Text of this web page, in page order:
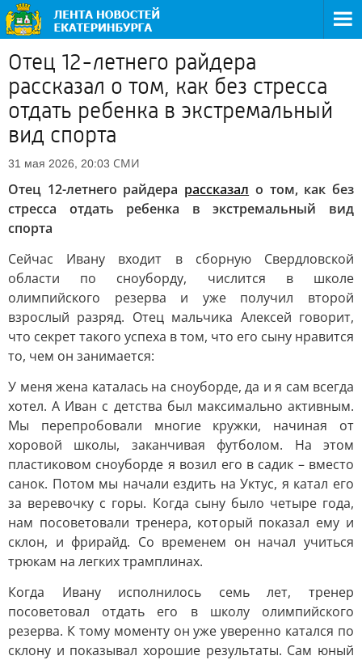
Отец 12-летнего райдера
рассказал о том, как без стресса
отдать ребенка в экстремальный
вид спорта
31 мая 2026, 20:03 СМИ
Отец 12-летнего райдера рассказал о том, как без
стресса отдать ребенка в экстремальный вид
спорта
Сейчас Ивану входит в сборную Свердловской
области по сноуборду, числится в школе
олимпийского резерва и уже получил второй
взрослый разряд. Отец мальчика Алексей говорит,
что секрет такого успеха в том, что его сыну нравится
то, чем он занимается:
У меня жена каталась на сноуборде, да и я сам всегда
хотел. А Иван с детства был максимально активным.
Мы перепробовали многие кружки, начиная от
хоровой школы, заканчивая футболом. На этом
пластиковом сноуборде я возил его в садик – вместо
санок. Потом мы начали ездить на Уктус, я катал его
за веревочку с горы. Когда сыну было четыре года,
нам посоветовали тренера, который показал ему и
склон, и фрирайд. Со временем он начал учиться
трюкам на легких трамплинах.
Когда Ивану исполнилось семь лет, тренер
посоветовал отдать его в школу олимпийского
резерва. К тому моменту он уже уверенно катался по
склону и показывал хорошие результаты. Сам юный